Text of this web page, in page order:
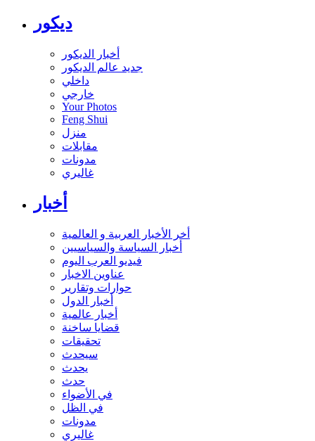
ديكور
أخبار الديكور
جديد عالم الديكور
داخلي
خارجي
Your Photos
Feng Shui
منزل
مقابلات
مدونات
غاليري
أخبار
أخر الأخبار العربية و العالمية
أخبار السياسة والسياسيين
فيديو العرب اليوم
عناوين الاخبار
حوارات وتقارير
أخبار الدول
أخبار عالمية
قضايا ساخنة
تحقيقات
سيحدث
يحدث
حدث
في الأضواء
في الظل
مدونات
غاليري